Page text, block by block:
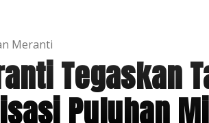
Meranti
Tegaskan
Puluhan